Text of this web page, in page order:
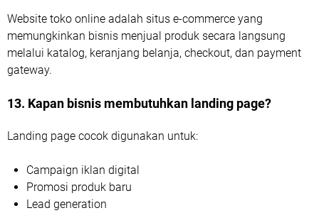
Website toko online adalah situs e-commerce yang
memungkinkan bisnis menjual produk secara langsung
melalui katalog, keranjang belanja, checkout, dan payment
gateway.
13. Kapan bisnis membutuhkan landing page?
Landing page cocok digunakan untuk:
Campaign iklan digital
Promosi produk baru
Lead generation